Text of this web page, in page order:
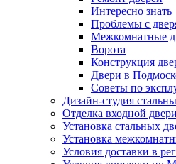
Интересно знать
Проблемы с
Межкомнатные
Ворота
Конструкция
Двери в
Cоветы по
Дизайн-студия
Отделка входной двери
Установка стальных
Установка
Условия доставки в